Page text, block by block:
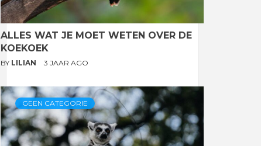
ALLES WAT JE MOET WETEN OVER DE
KOEKOEK
BY LILIAN 3 JAAR AGO
GEEN CATEGORIE